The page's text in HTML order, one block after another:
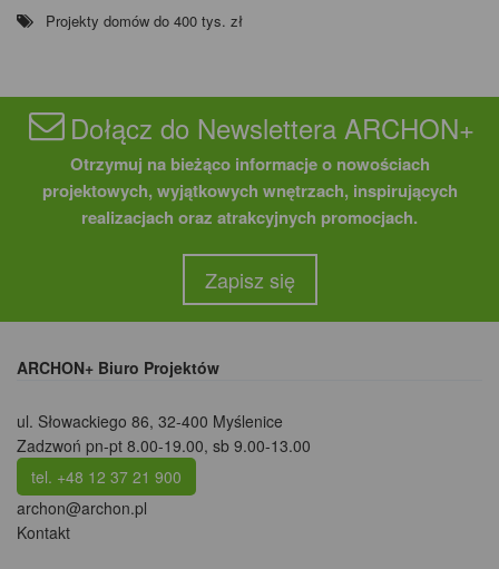
Projekty domów do 400 tys. zł
Dołącz do Newslettera ARCHON+
Otrzymuj na bieżąco informacje o nowościach
projektowych, wyjątkowych wnętrzach, inspirujących
realizacjach oraz atrakcyjnych promocjach.
Zapisz się
ARCHON+ Biuro Projektów
ul. Słowackiego 86, 32-400 Myślenice
Zadzwoń pn-pt 8.00-19.00, sb 9.00-13.00
tel. +48 12 37 21 900
archon@archon.pl
Kontakt